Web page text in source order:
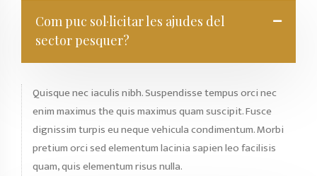
Com puc sol·licitar les ajudes del
sector pesquer?
Quisque nec iaculis nibh. Suspendisse tempus orci nec
enim maximus the quis maximus quam suscipit. Fusce
dignissim turpis eu neque vehicula condimentum. Morbi
pretium orci sed elementum lacinia sapien leo facilisis
quam, quis elementum risus nulla.